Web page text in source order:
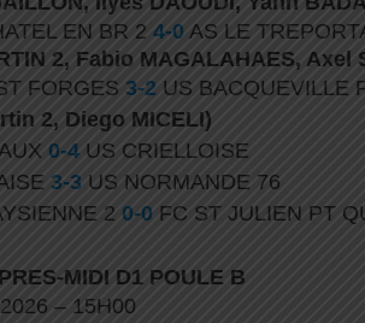
EN BR 2 4-0 AS LE
2, Fabio MAGALAHAES, Axel
FORGES 3-2 US BACQUEVILLE
2, Diego MICELI)
0-4 US CRIELLOISE
3-3 US NORMANDE 76
2 0-0 FC ST JULIEN PT
MIDI D1 POULE B
– 15H00